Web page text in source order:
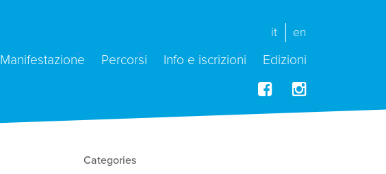
it en
Manifestazione Percorsi Info e iscrizioni Edizioni
Categories